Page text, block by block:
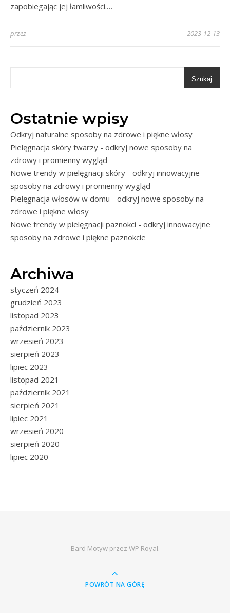
zapobiegając jej łamliwości.…
przez 2023-12-13
Szukaj
Ostatnie wpisy
Odkryj naturalne sposoby na zdrowe i piękne włosy
Pielęgnacja skóry twarzy - odkryj nowe sposoby na
zdrowy i promienny wygląd
Nowe trendy w pielęgnacji skóry - odkryj innowacyjne
sposoby na zdrowy i promienny wygląd
Pielęgnacja włosów w domu - odkryj nowe sposoby na
zdrowe i piękne włosy
Nowe trendy w pielęgnacji paznokci - odkryj innowacyjne
sposoby na zdrowe i piękne paznokcie
Archiwa
styczeń 2024
grudzień 2023
listopad 2023
październik 2023
wrzesień 2023
sierpień 2023
lipiec 2023
listopad 2021
październik 2021
sierpień 2021
lipiec 2021
wrzesień 2020
sierpień 2020
lipiec 2020
Bard Motyw przez WP Royal.
POWRÓT NA GÓRĘ